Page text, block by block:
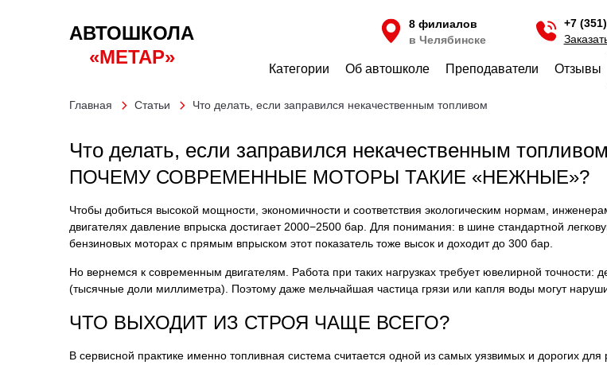
АВТОШКОЛА
«МЕТАР»
8 филиалов
в Челябинске
+7
Категории Об автошколе Преподаватели Отзывы
Главная Статьи Что делать, если заправился некачественным топливом
Что делать, если заправился некачественным топливом
ПОЧЕМУ СОВРЕМЕННЫЕ МОТОРЫ ТАКИЕ «НЕЖНЫЕ»?
Чтобы добиться высокой мощности, экономичности и соответствия экологическим нормам,
двигателях давление впрыска достигает 2000−2500 бар. Для понимания: в шине стандартной
бензиновых моторах с прямым впрыском этот показатель тоже высок и доходит до 300 бар.
Но вернемся к современным двигателям. Работа при таких нагрузках требует ювелирной точности:
(тысячные доли миллиметра). Поэтому даже мельчайшая частица грязи или капля воды могут
ЧТО ВЫХОДИТ ИЗ СТРОЯ ЧАЩЕ ВСЕГО?
В сервисной практике именно топливная система считается одной из самых уязвимых и дорогих